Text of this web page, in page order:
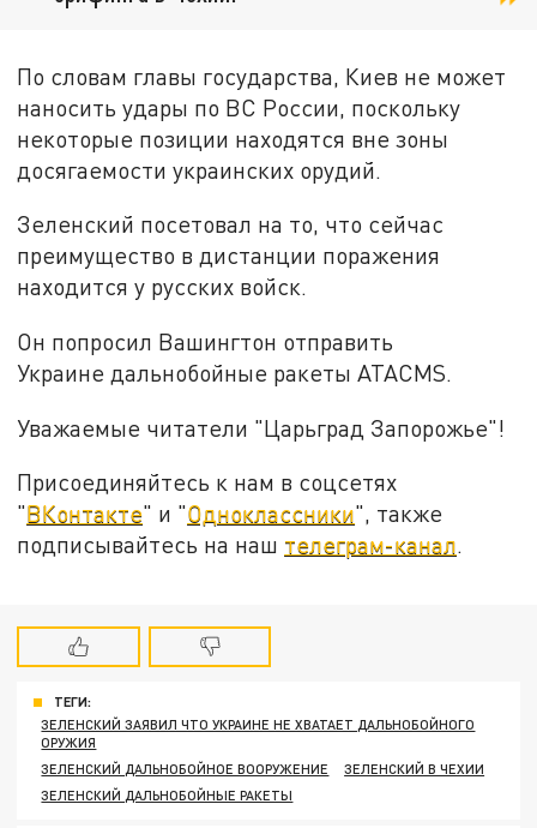
По словам главы государства, Киев не может
наносить удары по ВС России, поскольку
некоторые позиции находятся вне зоны
досягаемости украинских орудий.
Зеленский посетовал на то, что сейчас
преимущество в дистанции поражения
находится у русских войск.
Он попросил Вашингтон отправить
Украине дальнобойные ракеты ATACMS.
Уважаемые читатели "Царьград Запорожье"!
Присоединяйтесь к нам в соцсетях
"ВКонтакте" и "Одноклассники", также
подписывайтесь на наш телеграм-канал.
ТЕГИ:
ЗЕЛЕНСКИЙ ЗАЯВИЛ ЧТО УКРАИНЕ НЕ ХВАТАЕТ ДАЛЬНОБОЙНОГО
ОРУЖИЯ
ЗЕЛЕНСКИЙ ДАЛЬНОБОЙНОЕ ВООРУЖЕНИЕ
ЗЕЛЕНСКИЙ В ЧЕХИИ
ЗЕЛЕНСКИЙ ДАЛЬНОБОЙНЫЕ РАКЕТЫ